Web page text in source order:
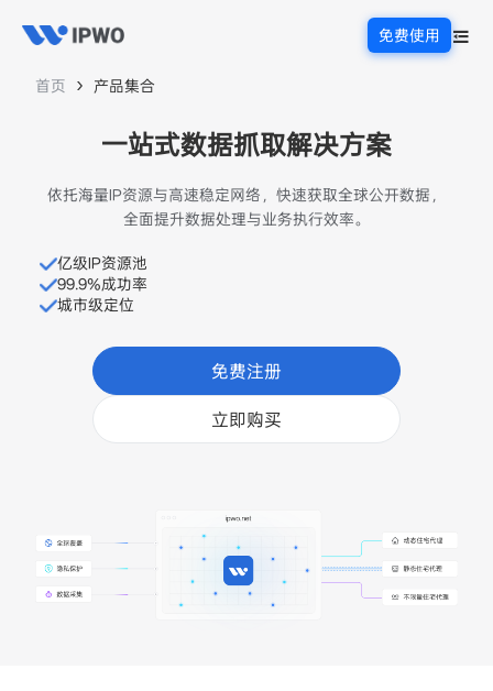
免费使用
首页 产品集合
一站式数据抓取解决方案
依托海量IP资源与高速稳定网络，快速获取全球公开数据，
全面提升数据处理与业务执行效率。
亿级IP资源池
99.9%成功率
城市级定位
免费注册
立即购买